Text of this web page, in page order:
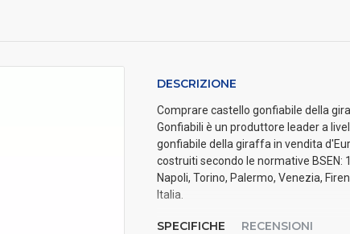
DESCRIZIONE
Comprare castello gonfiabile della
Gonfiabili è un produttore leader a
gonfiabile della giraffa in vendita
costruiti secondo le normative BSEN:
Napoli, Torino, Palermo, Venezia,
Italia.
SPECIFICHE RECENSIONI